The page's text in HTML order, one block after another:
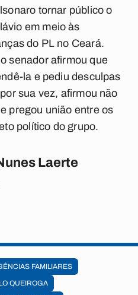
tornar público o
em meio às
do PL no Ceará.
senador afirmou que
la e pediu desculpas
sua vez, afirmou não
pregou união entre os
político do grupo.
Laerte
FAMILIARES
QUEIROGA